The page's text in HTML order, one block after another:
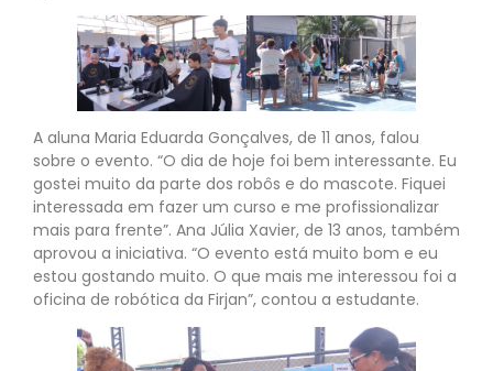
A aluna Maria Eduarda Gonçalves, de 11 anos, falou
sobre o evento. “O dia de hoje foi bem interessante. Eu
gostei muito da parte dos robôs e do mascote. Fiquei
interessada em fazer um curso e me profissionalizar
mais para frente”. Ana Júlia Xavier, de 13 anos, também
aprovou a iniciativa. “O evento está muito bom e eu
estou gostando muito. O que mais me interessou foi a
oficina de robótica da Firjan”, contou a estudante.